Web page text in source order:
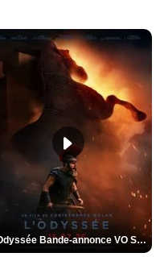
L'Odyssée Bande-annonce VO STFR